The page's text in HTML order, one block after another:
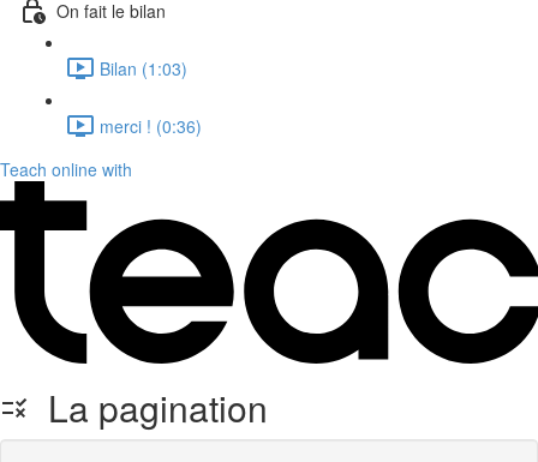
On fait le bilan
Bilan (1:03)
merci ! (0:36)
Teach online with
La pagination